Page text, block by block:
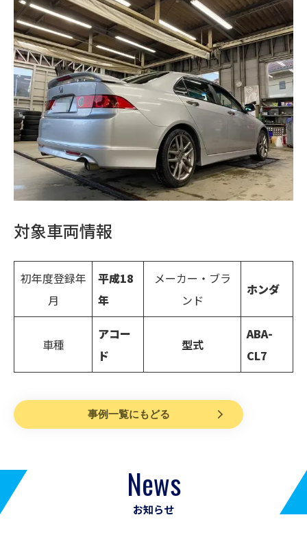
対象車両情報
初年度登録年
月
平成18
年
メーカー・ブラ
ンド
ホンダ
車種
アコー
ド
型式
ABA-
CL7
事例一覧にもどる
News
お知らせ